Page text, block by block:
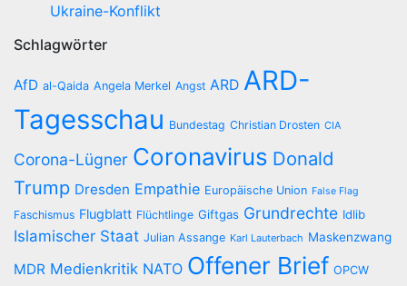
Ukraine-Konflikt
Schlagwörter
AfD al-Qaida Angela Merkel Angst ARD ARD-
Tagesschau Bundestag Christian Drosten CIA
Corona-Lügner Coronavirus Donald
Trump Dresden Empathie Europäische Union False Flag
Faschismus Flugblatt Flüchtlinge Giftgas Grundrechte Idlib
Islamischer Staat Julian Assange Karl Lauterbach Maskenzwang
MDR Medienkritik NATO Offener Brief OPCW